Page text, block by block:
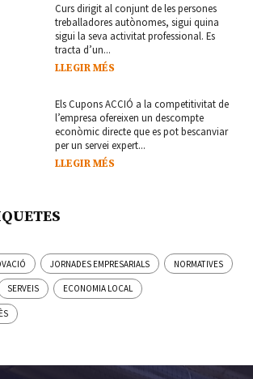
Curs dirigit al conjunt de les persones
treballadores autònomes, sigui quina
sigui la seva activitat professional. Es
tracta d’un...
LLEGIR MÉS
Els Cupons ACCIÓ a la competitivitat de
l’empresa ofereixen un descompte
econòmic directe que es pot bescanviar
per un servei expert...
LLEGIR MÉS
JORNADES EMPRESARIALS NORMATIVES
SERVEIS ECONOMIA LOCAL